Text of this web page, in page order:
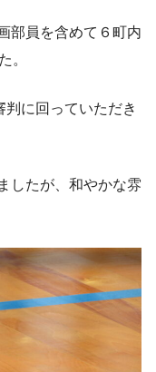
部員を含めて６町内
。
に回っていただき
したが、和やかな雰